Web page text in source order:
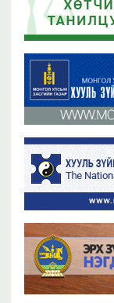
2023 оны 11
2019 оны 06